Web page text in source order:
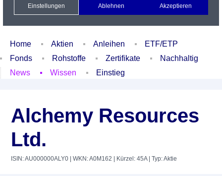
Xetra Realtime
Watchlist Portfolio Login
Home Aktien Anleihen
ETF/ETP
Fonds
Rohstoffe Zertifikate
Nachhaltig
News
Wissen Einstieg
Alchemy Resources
Ltd.
ISIN: AU000000ALY0 | WKN: A0M162 | Kürzel: 45A| Typ: Aktie
Einstellungen Ablehnen Akzeptieren